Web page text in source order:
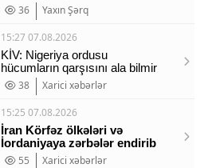
36
Yaxın Şərq
15:27 07.08.2026
KİV: Nigeriya ordusu
hücumların qarşısını ala bilmir
38
Xarici xəbərlər
15:25 07.08.2026
İran Körfəz ölkələri və
İordaniyaya zərbələr endirib
55
Xarici xəbərlər